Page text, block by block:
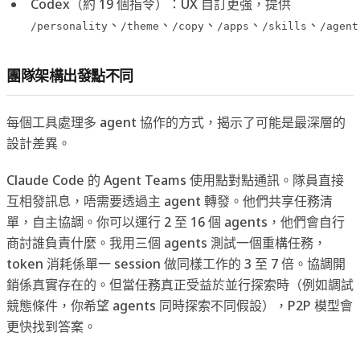
Codex（約 19 個指令）：UX 自訂更強，提供
/personality 、 /theme 、 /copy 、 /apps 、 /skills 、 /agent
團隊架構出發點不同
每個工具處理多 agent 協作的方式，揭示了可能是最深層的
設計差異。
Claude Code 的 Agent Teams 使用點對點通訊。隊員直接
互相發訊息，唔需要透過主 agent 轉發。他們共享任務清
單，自主協調。你可以運行 2 至 16 個 agents，他們會自行
商討誰負責什麼。我用三個 agents 測試一個重構任務，
token 消耗係單一 session 做同樣工作的 3 至 7 倍。協調開
銷係真實存在的。但當任務真正受益於並行探索時（例如調試
競態條件，你希望 agents 同時探索不同假設），P2P 模型會
更快找到答案。